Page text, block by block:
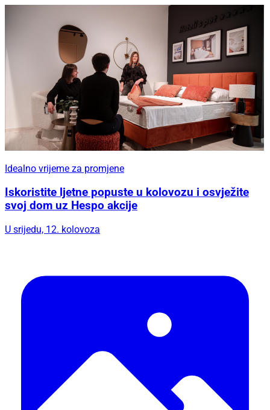
svoj dom uz Hespo akcije
U srijedu, 12. kolovoza